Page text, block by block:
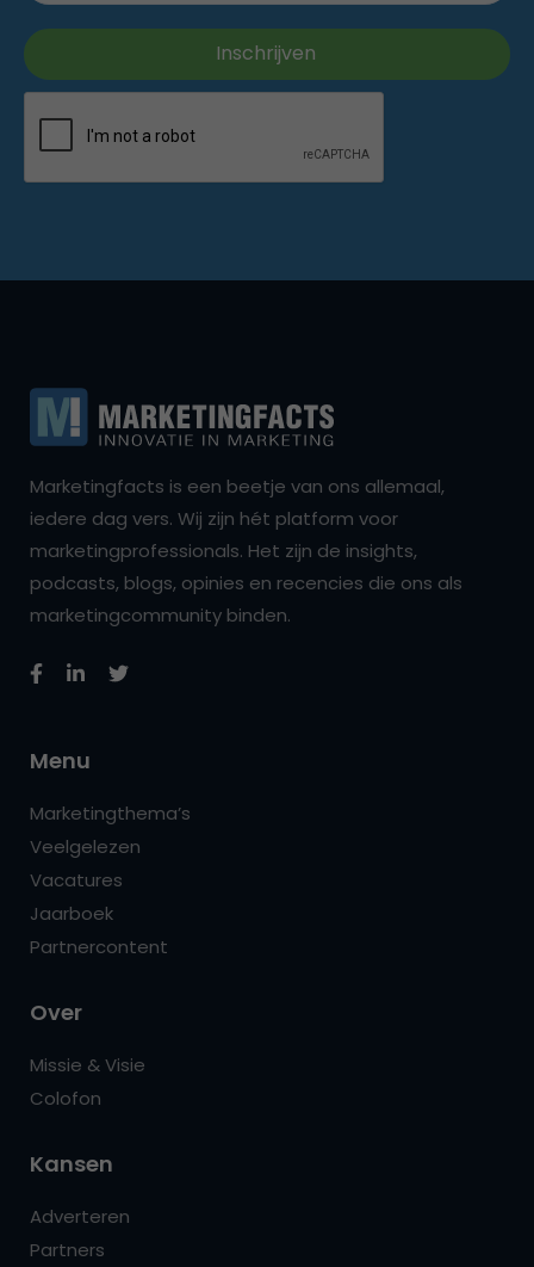
Marketingfacts is een beetje van ons allemaal,
iedere dag vers. Wij zijn hét platform voor
marketingprofessionals. Het zijn de insights,
podcasts, blogs, opinies en recencies die ons als
marketingcommunity binden.
Menu
Marketingthema’s
Veelgelezen
Vacatures
Jaarboek
Partnercontent
Over
Missie & Visie
Colofon
Kansen
Adverteren
Partners